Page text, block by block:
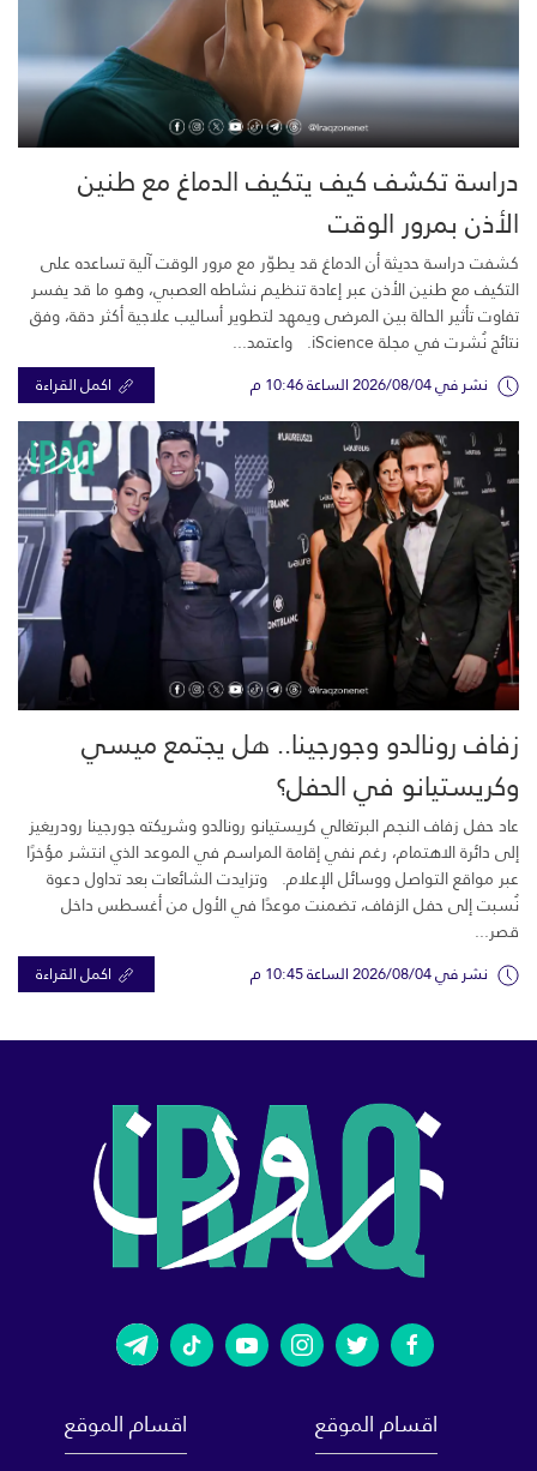
دراسة تكشف كيف يتكيف الدماغ مع طنين
الأذن بمرور الوقت
كشفت دراسة حديثة أن الدماغ قد يطوّر مع مرور الوقت آلية تساعده على
التكيف مع طنين الأذن عبر إعادة تنظيم نشاطه العصبي، وهو ما قد يفسر
تفاوت تأثير الحالة بين المرضى ويمهد لتطوير أساليب علاجية أكثر دقة، وفق
نتائج نُشرت في مجلة iScience. واعتمد...
نشر في 2026/08/04 الساعة 10:46 م اكمل القراءة
زفاف رونالدو وجورجينا.. هل يجتمع ميسي
وكريستيانو في الحفل؟
عاد حفل زفاف النجم البرتغالي كريستيانو رونالدو وشريكته جورجينا رودريغيز
إلى دائرة الاهتمام، رغم نفي إقامة المراسم في الموعد الذي انتشر مؤخرًا
عبر مواقع التواصل ووسائل الإعلام. وتزايدت الشائعات بعد تداول دعوة
نُسبت إلى حفل الزفاف، تضمنت موعدًا في الأول من أغسطس داخل
قصر...
نشر في 2026/08/04 الساعة 10:45 م اكمل القراءة
اقسام الموقع اقسام الموقع